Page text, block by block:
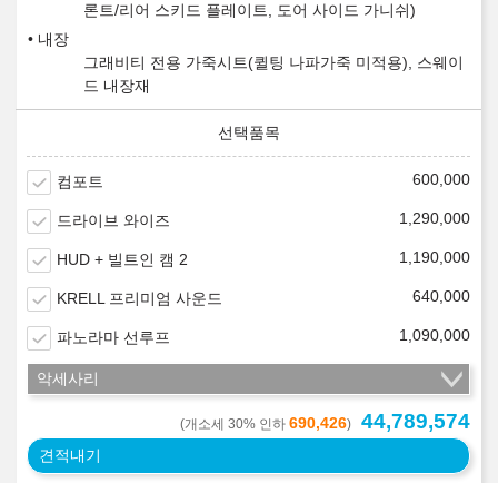
론트/리어 스키드 플레이트, 도어 사이드 가니쉬)
내장
그래비티 전용 가죽시트(퀼팅 나파가죽 미적용), 스웨이
드 내장재
컴포트 600,000
드라이브 와이즈 1,290,000
HUD + 빌트인 캠 2 1,190,000
KRELL 프리미엄 사운드 640,000
파노라마 선루프 1,090,000
악세사리
(개소세 30% 인하 690,426) 44,789,574
견적내기